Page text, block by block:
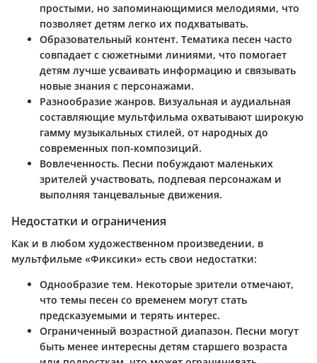
простыми, но запоминающимися мелодиями, что
позволяет детям легко их подхватывать.
Образовательный контент. Тематика песен часто
совпадает с сюжетными линиями, что помогает
детям лучше усваивать информацию и связывать
новые знания с персонажами.
Разнообразие жанров. Визуальная и аудиальная
составляющие мультфильма охватывают широкую
гамму музыкальных стилей, от народных до
современных поп-композиций.
Вовлеченность. Песни побуждают маленьких
зрителей участвовать, подпевая персонажам и
выполняя танцевальные движения.
Недостатки и ограничения
Как и в любом художественном произведении, в
мультфильме «Фиксики» есть свои недостатки:
Однообразие тем. Некоторые зрители отмечают,
что темы песен со временем могут стать
предсказуемыми и терять интерес.
Ограниченный возрастной диапазон. Песни могут
быть менее интересны детям старшего возраста